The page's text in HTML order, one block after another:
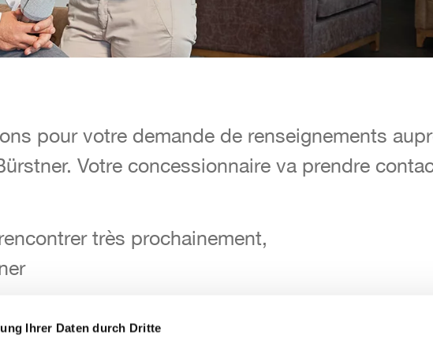
Ihrer Daten durch Dritte
pour votre demande de renseignements
Votre concessionnaire va prendre
très prochainement,
pour votre demande de renseignements
Votre concessionnaire va prendre
très prochainement,